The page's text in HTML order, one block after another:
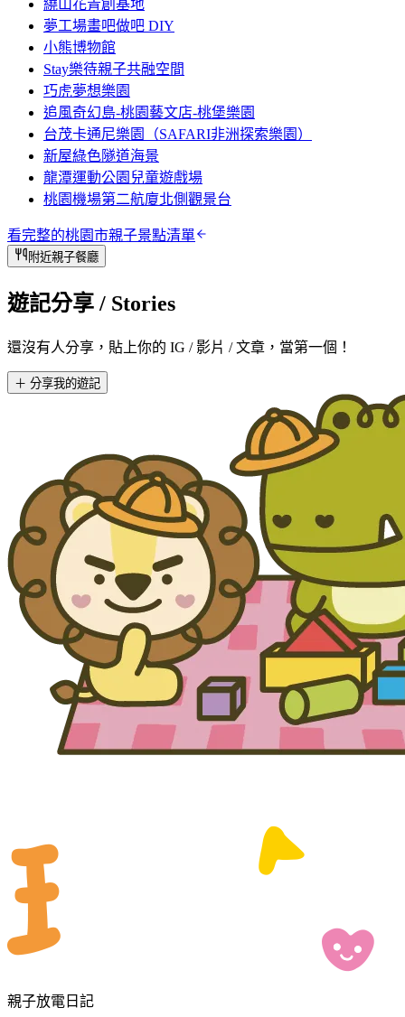
繞山花青創基地
夢工場畫吧做吧 DIY
小熊博物館
Stay樂待親子共融空間
巧虎夢想樂園
追風奇幻島-桃園藝文店-桃堡樂園
台茂卡通尼樂園（SAFARI非洲探索樂園）
新屋綠色隧道海景
龍潭運動公園兒童遊戲場
桃園機場第二航廈北側觀景台
看完整的桃園市親子景點清單
附近親子餐廳
遊記分享 / Stories
還沒有人分享，貼上你的 IG / 影片 / 文章，當第一個！
＋ 分享我的遊記
親子放電日記